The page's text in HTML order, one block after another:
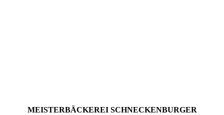
MEISTERBÄCKEREI SCHNECKENBURGER